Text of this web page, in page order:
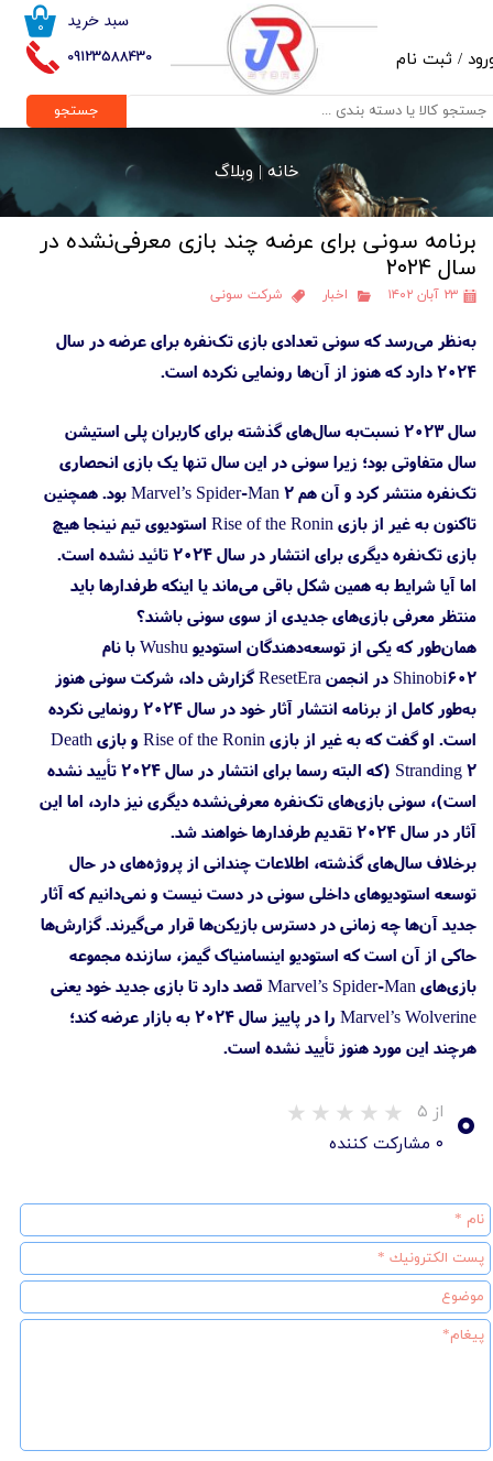
09123588430
۰ سبد خرید
/ ثبت نام
حساب کاربری من
تغییر گذر واژه
خروج از حساب کاربری
جستجو
خانه |وبلاگ
برنامه سونی برای عرضه چند بازی معرفی‌نشده در
سال ۲۰۲۴
۲۳ آبان ۱۴۰۲ اخبار شرکت سونی
به‌نظر می‌رسد که سونی تعدادی بازی تک‌نفره برای عرضه در سال
۲۰۲۴ دارد که هنوز از آن‌ها رونمایی نکرده است.
سال ۲۰۲۳ نسبت‌به سال‌های گذشته برای کاربران پلی استیشن
سال متفاوتی بود؛ زیرا سونی در این سال تنها یک بازی انحصاری
تک‌نفره منتشر کرد و آن هم Marvel’s Spider-Man 2 بود. همچنین
تاکنون به‌ غیر از بازی Rise of the Ronin استودیوی تیم نینجا هیچ
بازی تک‌نفره دیگری برای انتشار در سال ۲۰۲۴ تائید نشده است.
اما آیا شرایط به همین شکل باقی می‌ماند یا اینکه طرفدارها باید
منتظر معرفی بازی‌های جدیدی از سوی سونی باشند؟
همان‌طور که یکی از توسعه‌دهندگان استودیو Wushu با نام
Shinobi602 در انجمن ResetEra گزارش داد، شرکت سونی هنوز
به‌طور کامل از برنامه انتشار آثار خود در سال ۲۰۲۴ رونمایی نکرده
است. او گفت که به غیر از بازی Rise of the Ronin و بازی Death
Stranding 2 (که البته رسما برای انتشار در سال ۲۰۲۴ تأیید نشده
است)، سونی بازی‌های تک‌نفره معرفی‌نشده دیگری نیز دارد، اما این
آثار در سال ۲۰۲۴ تقدیم طرفدارها خواهند شد.
برخلاف سال‌های گذشته، اطلاعات چندانی از پروژه‌های در حال
توسعه استودیوهای داخلی سونی در دست نیست و نمی‌دانیم که آثار
جدید آن‌ها چه زمانی در دسترس بازیکن‌ها قرار می‌گیرند. گزارش‌ها
حاکی از آن است که استودیو اینسامنیاک گیمز، سازنده مجموعه
بازی‌های Marvel’s Spider-Man قصد دارد تا بازی جدید خود یعنی
Marvel’s Wolverine را در پاییز سال ۲۰۲۴ به بازار عرضه کند؛
هرچند این مورد هنوز تأیید نشده است.
۰ از ۵
۰ مشارکت کننده